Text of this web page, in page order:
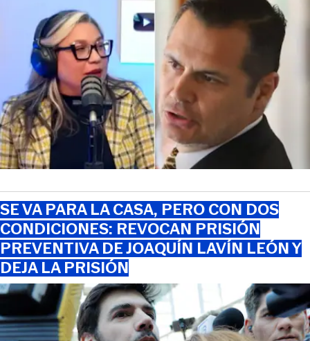
SE VA PARA LA CASA, PERO CON DOS
CONDICIONES: REVOCAN PRISIÓN
PREVENTIVA DE JOAQUÍN LAVÍN LEÓN Y
DEJA LA PRISIÓN